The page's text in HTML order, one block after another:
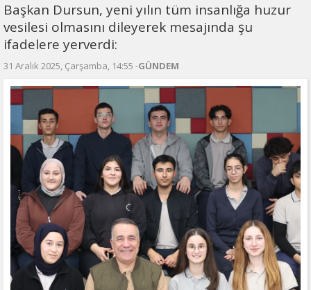
Başkan Dursun, yeni yılın tüm insanlığa huzur
vesilesi olmasını dileyerek mesajında şu
ifadelere yerverdi:
31 Aralık 2025, Çarşamba, 14:55 -GÜNDEM